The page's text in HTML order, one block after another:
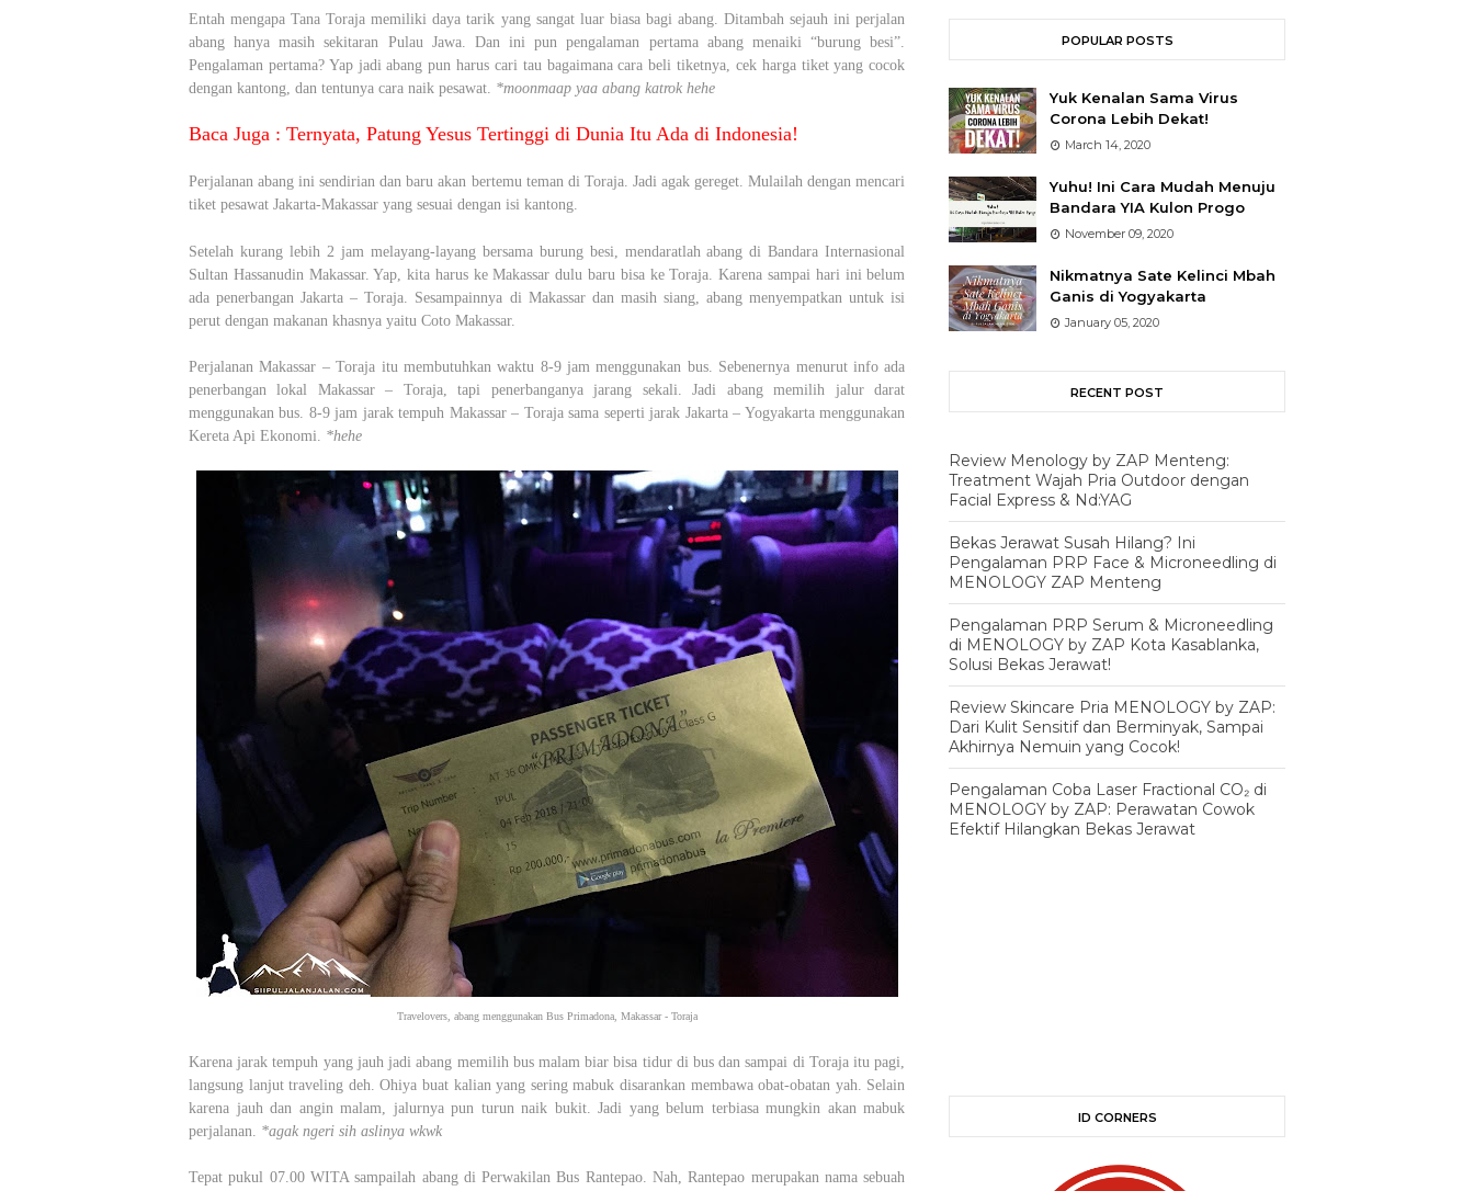
Entah mengapa Tana Toraja memiliki daya tarik yang sangat luar biasa bagi abang. Ditambah sejauh ini perjalan
abang hanya masih sekitaran Pulau Jawa. Dan ini pun pengalaman pertama abang menaiki “burung besi”.
Pengalaman pertama? Yap jadi abang pun harus cari tau bagaimana cara beli tiketnya, cek harga tiket yang cocok
dengan kantong, dan tentunya cara naik pesawat. *moonmaap yaa abang katrok hehe
Baca Juga : Ternyata, Patung Yesus Tertinggi di Dunia Itu Ada di Indonesia!
Perjalanan abang ini sendirian dan baru akan bertemu teman di Toraja. Jadi agak gereget. Mulailah dengan mencari
tiket pesawat Jakarta-Makassar yang sesuai dengan isi kantong.
Setelah kurang lebih 2 jam melayang-layang bersama burung besi, mendaratlah abang di Bandara Internasional
Sultan Hassanudin Makassar. Yap, kita harus ke Makassar dulu baru bisa ke Toraja. Karena sampai hari ini belum
ada penerbangan Jakarta – Toraja. Sesampainnya di Makassar dan masih siang, abang menyempatkan untuk isi
perut dengan makanan khasnya yaitu Coto Makassar.
Perjalanan Makassar – Toraja itu membutuhkan waktu 8-9 jam menggunakan bus. Sebenernya menurut info ada
penerbangan lokal Makassar – Toraja, tapi penerbanganya jarang sekali. Jadi abang memilih jalur darat
menggunakan bus. 8-9 jam jarak tempuh Makassar – Toraja sama seperti jarak Jakarta – Yogyakarta menggunakan
Kereta Api Ekonomi. *hehe
Travelovers, abang menggunakan Bus Primadona, Makassar - Toraja
Karena jarak tempuh yang jauh jadi abang memilih bus malam biar bisa tidur di bus dan sampai di Toraja itu pagi,
langsung lanjut traveling deh. Ohiya buat kalian yang sering mabuk disarankan membawa obat-obatan yah. Selain
karena jauh dan angin malam, jalurnya pun turun naik bukit. Jadi yang belum terbiasa mungkin akan mabuk
perjalanan. *agak ngeri sih aslinya wkwk
Tepat pukul 07.00 WITA sampailah abang di Perwakilan Bus Rantepao. Nah, Rantepao merupakan nama sebuah
POPULAR POSTS
Yuk Kenalan Sama Virus
Corona Lebih Dekat!
March 14, 2020
Yuhu! Ini Cara Mudah Menuju
Bandara YIA Kulon Progo
November 09, 2020
Nikmatnya Sate Kelinci Mbah
Ganis di Yogyakarta
January 05, 2020
RECENT POST
Review Menology by ZAP Menteng:
Treatment Wajah Pria Outdoor dengan
Facial Express & Nd:YAG
Bekas Jerawat Susah Hilang? Ini
Pengalaman PRP Face & Microneedling di
MENOLOGY ZAP Menteng
Pengalaman PRP Serum & Microneedling
di MENOLOGY by ZAP Kota Kasablanka,
Solusi Bekas Jerawat!
Review Skincare Pria MENOLOGY by ZAP:
Dari Kulit Sensitif dan Berminyak, Sampai
Akhirnya Nemuin yang Cocok!
Pengalaman Coba Laser Fractional CO₂ di
MENOLOGY by ZAP: Perawatan Cowok
Efektif Hilangkan Bekas Jerawat
ID CORNERS